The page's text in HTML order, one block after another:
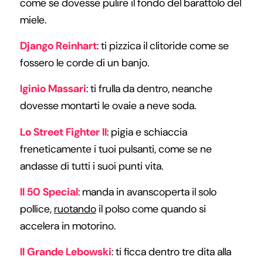
come se dovesse pulire il fondo del barattolo del
miele.
Django Reinhart: ti pizzica il clitoride come se
fossero le corde di un banjo.
Iginio Massari: ti frulla da dentro, neanche
dovesse montarti le ovaie a neve soda.
Lo Street Fighter II: pigia e schiaccia
freneticamente i tuoi pulsanti, come se ne
andasse di tutti i suoi punti vita.
Il 50 Special: manda in avanscoperta il solo
pollice,ruotandoil polso come quando si
accelera in motorino.
Il Grande Lebowski: ti ficca dentro tre dita alla